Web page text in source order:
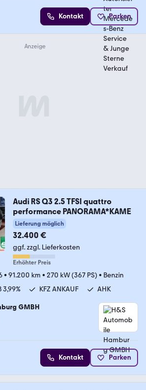
Kontakt Parken
Audi RS Q3 2.5 TFSI quattro
performance PANORAMA*KAME
Lieferung möglich
32.400 €
ggf. zzgl. Lieferkosten
Erhöhter Preis
• 91.200 km • 270 kW (367 PS) • Benzin
3,99%
KFZ ANKAUF AHK
GMBH
Kontakt Parken